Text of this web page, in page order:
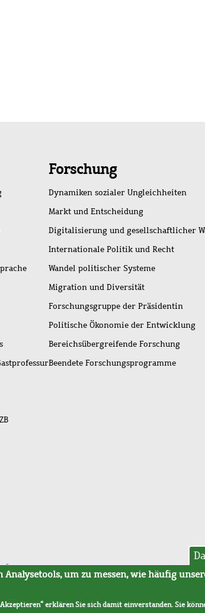
Forschung
Dynamiken sozialer Ungleichheiten
Markt und Entscheidung
Digitalisierung und gesellschaftlicher
Internationale Politik und Recht
Wandel politischer Systeme
Migration und Diversität
Forschungsgruppe der Präsidentin
Politische Ökonomie der Entwicklung
Bereichsübergreifende Forschung
Beendete Forschungsprogramme
ImpressumDatenschutzAVB
Analysetools, um zu messen, wie häufig
erklären Sie sich damit einverstanden. Sie